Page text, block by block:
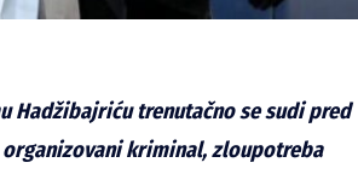
Hadžibajriću trenutačno se sudi pred
kriminal,zloupotreba